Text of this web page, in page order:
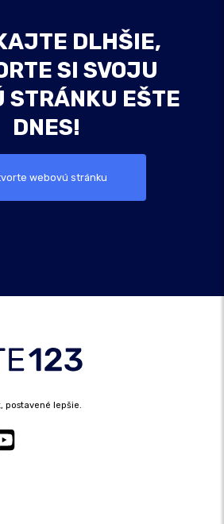
DLHŠIE,
SI SVOJU
STRÁNKU EŠTE
DNES!
webovú stránku
postavené lepšie.